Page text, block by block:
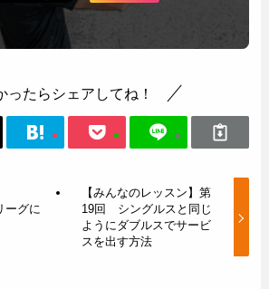
ったらシェアしてね！
ーグに
【みんなのレッスン】第
19回 シングルスと同じ
ようにダブルスでサービ
スを出す方法